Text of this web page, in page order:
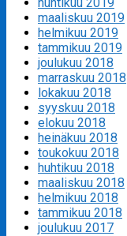
maaliskuu 2019
helmikuu 2019
tammikuu 2019
joulukuu 2018
marraskuu 2018
lokakuu 2018
syyskuu 2018
elokuu 2018
heinäkuu 2018
toukokuu 2018
huhtikuu 2018
maaliskuu 2018
helmikuu 2018
tammikuu 2018
joulukuu 2017